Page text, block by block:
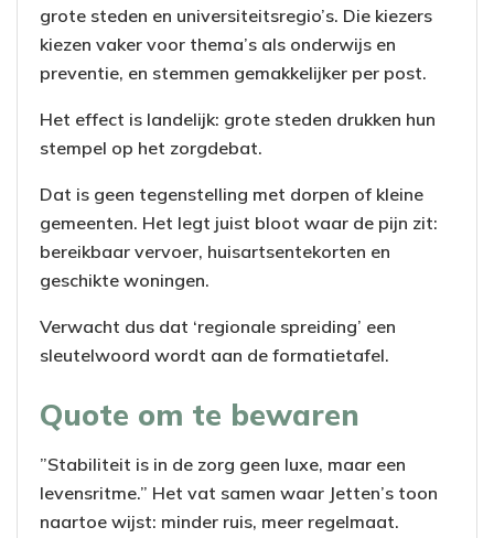
grote steden en universiteitsregio’s. Die kiezers
kiezen vaker voor thema’s als onderwijs en
preventie, en stemmen gemakkelijker per post.
Het effect is landelijk: grote steden drukken hun
stempel op het zorgdebat.
Dat is geen tegenstelling met dorpen of kleine
gemeenten. Het legt juist bloot waar de pijn zit:
bereikbaar vervoer, huisartsentekorten en
geschikte woningen.
Verwacht dus dat ‘regionale spreiding’ een
sleutelwoord wordt aan de formatietafel.
Quote om te bewaren
”Stabiliteit is in de zorg geen luxe, maar een
levensritme.” Het vat samen waar Jetten’s toon
naartoe wijst: minder ruis, meer regelmaat.